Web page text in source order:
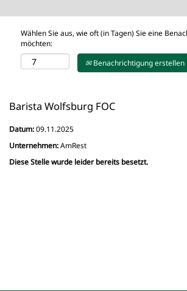
Wählen Sie aus, wie oft (in Tagen) Sie eine
möchten:
Benachrichtigung erstellen
Barista Wolfsburg FOC
Datum:09.11.2025
Unternehmen:AmRest
Diese Stelle wurde leider bereits besetzt.